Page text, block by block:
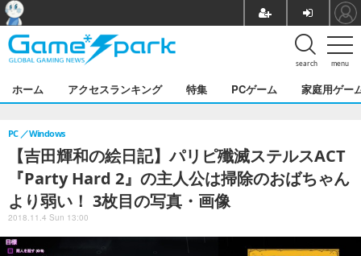
menu
search
ホーム アクセスランキング 特集 PCゲーム 家庭用ゲー
【吉田輝和の絵日記】パリピ殲滅ステルスACT
『Party Hard 2』の主人公は掃除のおばちゃん
より弱い！ 3枚目の写真・画像
PC Windows
2018.11.4 Sun 13:00